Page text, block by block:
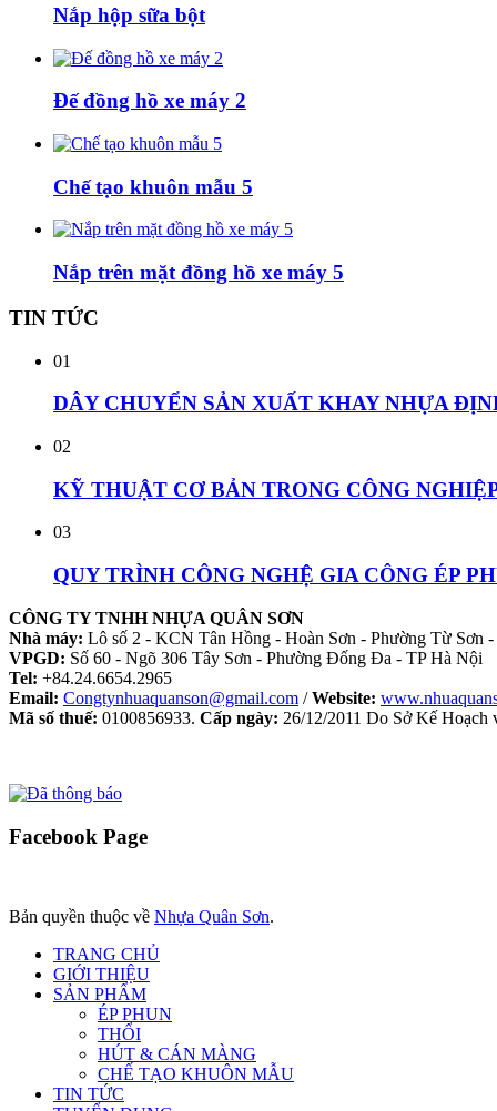
Nắp hộp sữa bột
Đế đồng hồ xe máy 2
Chế tạo khuôn mẫu 5
Nắp trên mặt đồng hồ xe máy 5
TIN TỨC
01
DÂY CHUYỂN SẢN XUẤT KHAY NHỰA
02
KỸ THUẬT CƠ BẢN TRONG CÔNG
03
QUY TRÌNH CÔNG NGHỆ GIA CÔNG ÉP
CÔNG TY TNHH NHỰA QUÂN SƠN
Nhà máy: Lô số 2 - KCN Tân Hồng - Hoàn Sơn - Phường Từ Sơn
VPGD: Số 60 - Ngõ 306 Tây Sơn - Phường Đống Đa - TP Hà Nội
Tel: +84.24.6654.2965
Email: Congtynhuaquanson@gmail.com /Website:
Mã số thuế: 0100856933. Cấp ngày: 26/12/2011 Do Sở Kế
Facebook Page
Bản quyền thuộc về Nhựa Quân Sơn.
TRANG CHỦ
GIỚI THIỆU
SẢN PHẨM
ÉP PHUN
THỔI
HÚT & CÁN MÀNG
CHẾ TẠO KHUÔN MẪU
TIN TỨC